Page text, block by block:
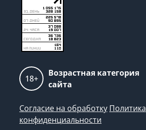
18+
Возрастная категория
сайта
Согласие на обработку Политика
конфиденциальности